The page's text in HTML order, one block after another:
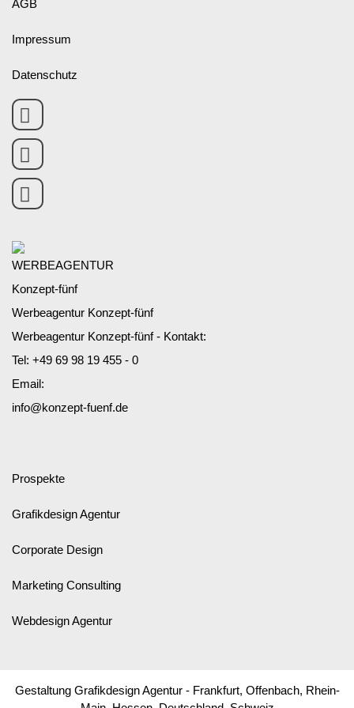
AGB
Impressum
Datenschutz
Werbeagentur Konzept-fünf
Werbeagentur Konzept-fünf - Kontakt:
Tel: +49 69 98 19 455 - 0
Email:
info@konzept-fuenf.de
Prospekte
Grafikdesign Agentur
Corporate Design
Marketing Consulting
Webdesign Agentur
Gestaltung Grafikdesign Agentur - Frankfurt, Offenbach, Rhein-